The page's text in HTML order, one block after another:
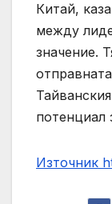
Китай,
между
значение.
потенциал
Източник